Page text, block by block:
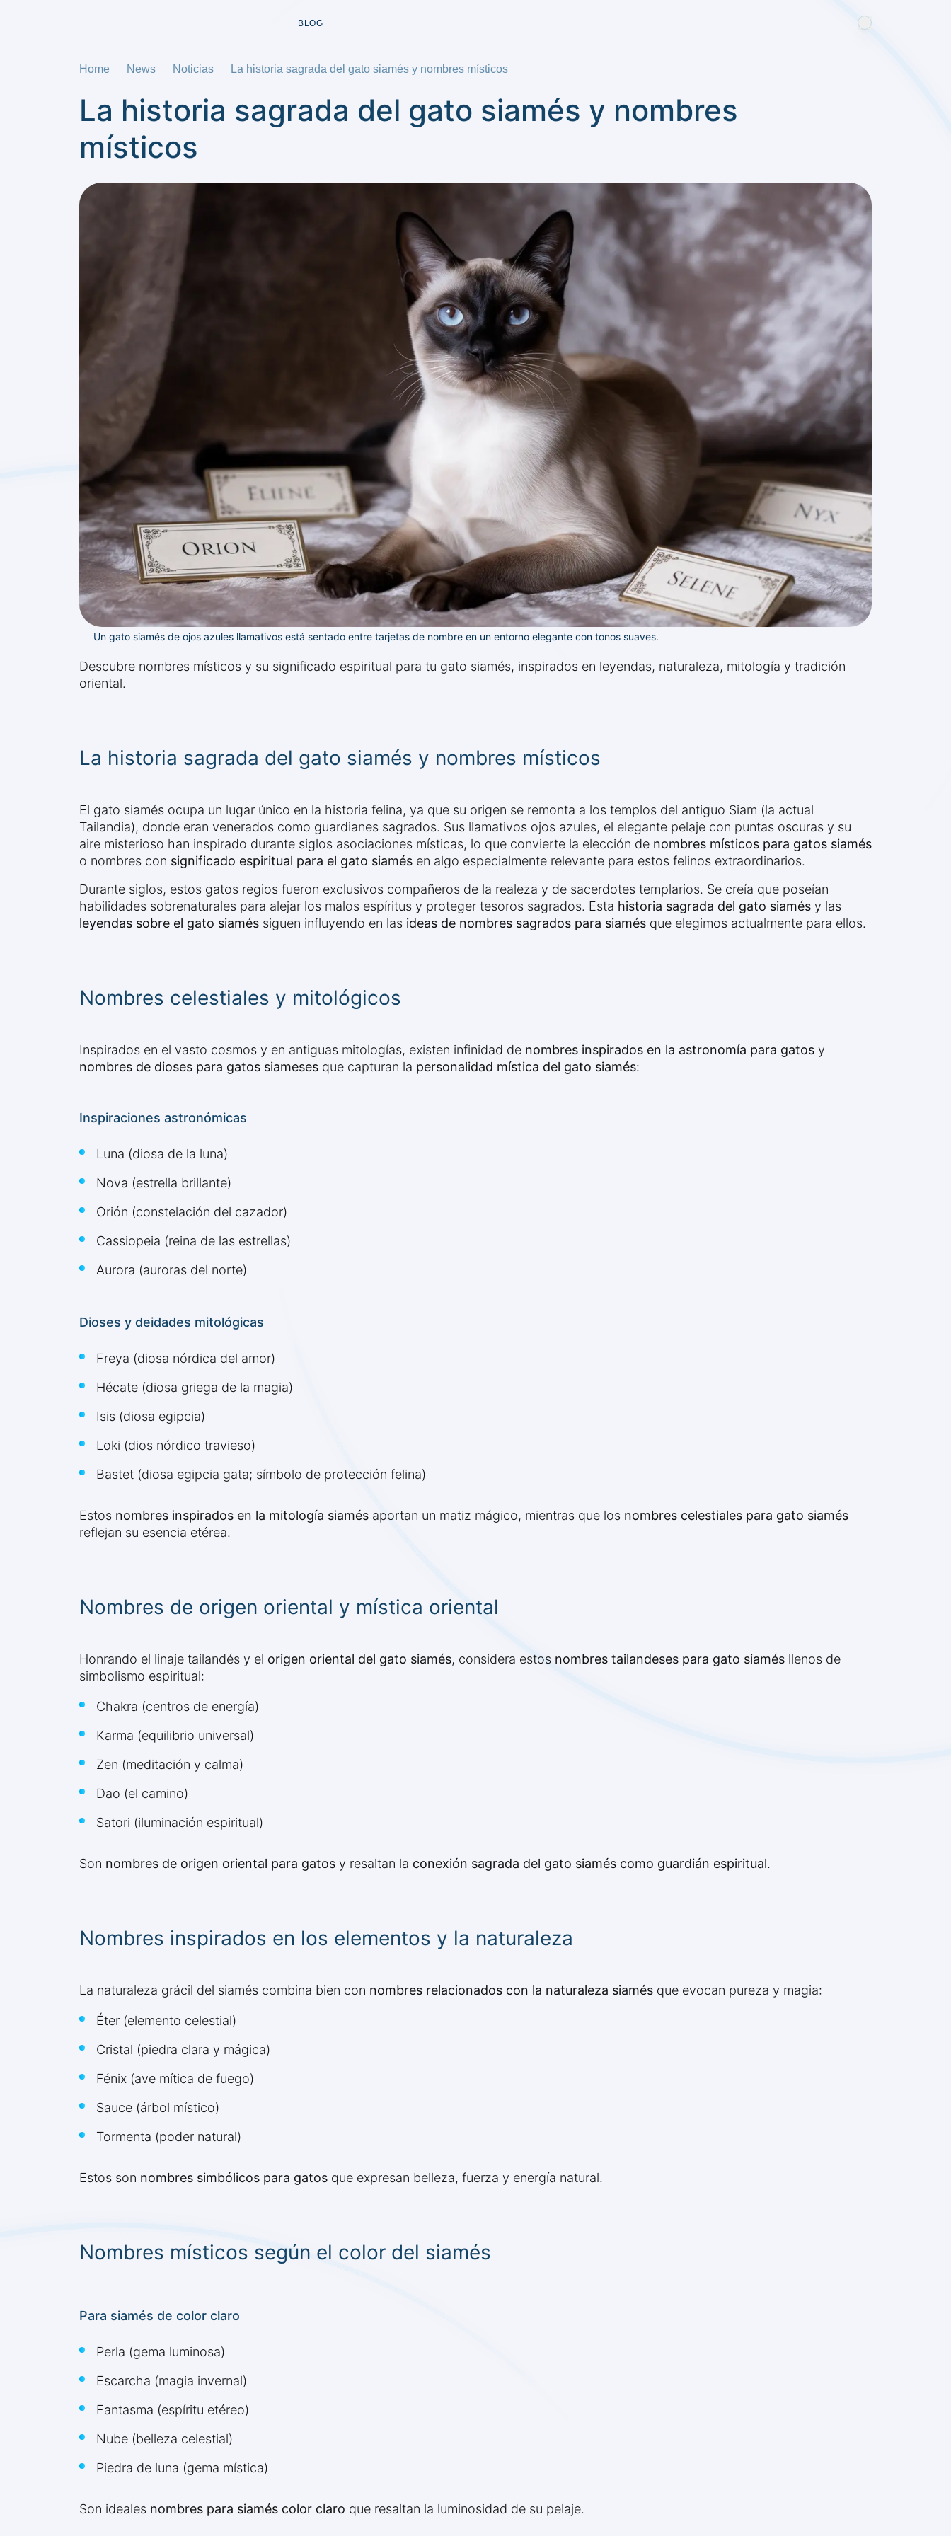
BLOG
Home News Noticias La historia sagrada del gato siamés y nombres místicos
La historia sagrada del gato siamés y nombres
místicos
Un gato siamés de ojos azules llamativos está sentado entre tarjetas de nombre en un entorno elegante con tonos suaves.
Descubre nombres místicos y su significado espiritual para tu gato siamés, inspirados en leyendas, naturaleza, mitología y tradición
oriental.
La historia sagrada del gato siamés y nombres místicos
El gato siamés ocupa un lugar único en la historia felina, ya que su origen se remonta a los templos del antiguo Siam (la actual
Tailandia), donde eran venerados como guardianes sagrados. Sus llamativos ojos azules, el elegante pelaje con puntas oscuras y su
aire misterioso han inspirado durante siglos asociaciones místicas, lo que convierte la elección de nombres místicos para gatos siamés
o nombres con significado espiritual para el gato siamés en algo especialmente relevante para estos felinos extraordinarios.
Durante siglos, estos gatos regios fueron exclusivos compañeros de la realeza y de sacerdotes templarios. Se creía que poseían
habilidades sobrenaturales para alejar los malos espíritus y proteger tesoros sagrados. Esta historia sagrada del gato siamés y las
leyendas sobre el gato siamés siguen influyendo en las ideas de nombres sagrados para siamés que elegimos actualmente para ellos.
Nombres celestiales y mitológicos
Inspirados en el vasto cosmos y en antiguas mitologías, existen infinidad de nombres inspirados en la astronomía para gatos y
nombres de dioses para gatos siameses que capturan la personalidad mística del gato siamés:
Inspiraciones astronómicas
Luna (diosa de la luna)
Nova (estrella brillante)
Orión (constelación del cazador)
Cassiopeia (reina de las estrellas)
Aurora (auroras del norte)
Dioses y deidades mitológicas
Freya (diosa nórdica del amor)
Hécate (diosa griega de la magia)
Isis (diosa egipcia)
Loki (dios nórdico travieso)
Bastet (diosa egipcia gata; símbolo de protección felina)
Estos nombres inspirados en la mitología siamés aportan un matiz mágico, mientras que los nombres celestiales para gato siamés
reflejan su esencia etérea.
Nombres de origen oriental y mística oriental
Honrando el linaje tailandés y el origen oriental del gato siamés, considera estos nombres tailandeses para gato siamés llenos de
simbolismo espiritual:
Chakra (centros de energía)
Karma (equilibrio universal)
Zen (meditación y calma)
Dao (el camino)
Satori (iluminación espiritual)
Son nombres de origen oriental para gatos y resaltan la conexión sagrada del gato siamés como guardián espiritual.
Nombres inspirados en los elementos y la naturaleza
La naturaleza grácil del siamés combina bien con nombres relacionados con la naturaleza siamés que evocan pureza y magia:
Éter (elemento celestial)
Cristal (piedra clara y mágica)
Fénix (ave mítica de fuego)
Sauce (árbol místico)
Tormenta (poder natural)
Estos son nombres simbólicos para gatos que expresan belleza, fuerza y energía natural.
Nombres místicos según el color del siamés
Para siamés de color claro
Perla (gema luminosa)
Escarcha (magia invernal)
Fantasma (espíritu etéreo)
Nube (belleza celestial)
Piedra de luna (gema mística)
Son ideales nombres para siamés color claro que resaltan la luminosidad de su pelaje.